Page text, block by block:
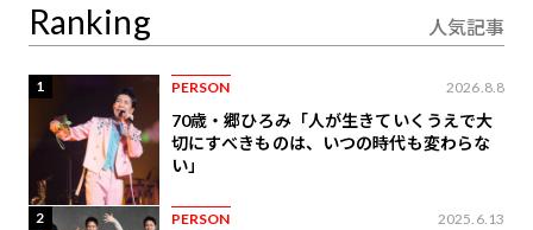
Ranking 人気記事
1 PERSON 2026.8.8
70歳・郷ひろみ「人が生きていくうえで大
切にすべきものは、いつの時代も変わらな
い」
2 PERSON 2025.6.13